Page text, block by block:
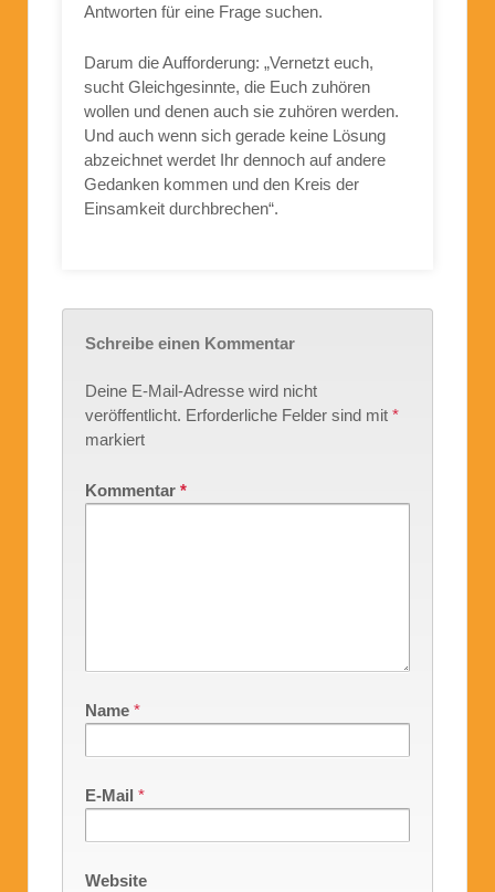
Antworten für eine Frage suchen.
Darum die Aufforderung: „Vernetzt euch,
sucht Gleichgesinnte, die Euch zuhören
wollen und denen auch sie zuhören werden.
Und auch wenn sich gerade keine Lösung
abzeichnet werdet Ihr dennoch auf andere
Gedanken kommen und den Kreis der
Einsamkeit durchbrechen“.
Schreibe einen Kommentar
Deine E-Mail-Adresse wird nicht
veröffentlicht. Erforderliche Felder sind mit *
markiert
Kommentar *
Name *
E-Mail *
Website